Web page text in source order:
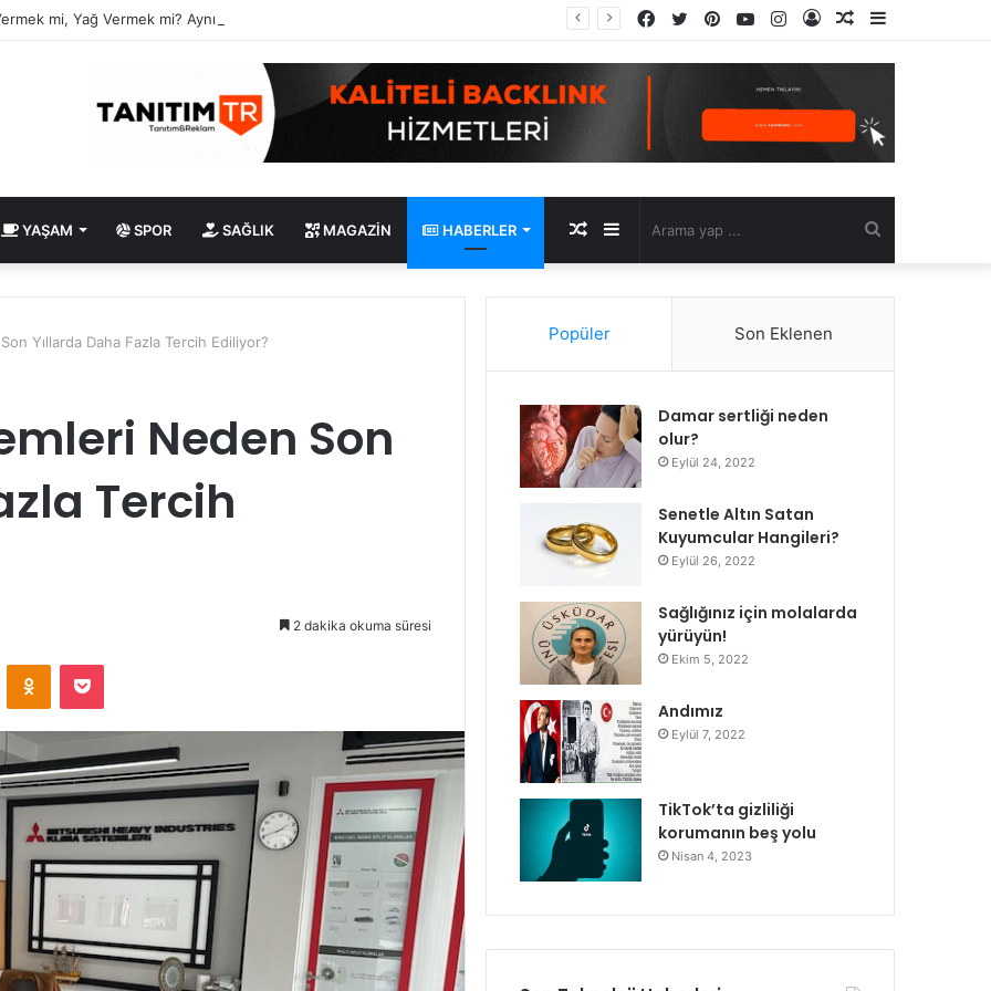
mi, Yağ Vermek mi? Aynı Şey Sanıyoruz Ama Değil!
Kenar
Rastgele
Kayıt
Instagram
YouTube
Pinterest
Twitter
Facebook
YAŞAM SPOR SAĞLIK MAGAZIN HABERLER
yap
Kenar
Bölmesi
Rastgele
Makale
Yıllarda Daha Fazla Tercih Ediliyor?
Neden Son
Tercih
2 dakika okuma süresi
Odnoklassniki
Pocket
Popüler Son Eklenen
Damar sertliği neden
olur?
Eylül 24, 2022
Senetle Altın Satan
Kuyumcular Hangileri?
Eylül 26, 2022
Sağlığınız için molalarda
yürüyün!
Ekim 5, 2022
Andımız
Eylül 7, 2022
TikTok’ta gizliliği
korumanın beş yolu
Nisan 4, 2023